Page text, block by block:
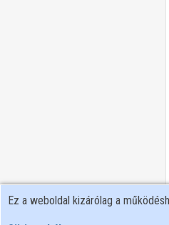
Ez a weboldal kizárólag a